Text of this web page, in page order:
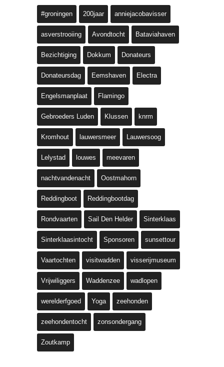
#groningen 200jaar anniejacobavisser
asverstrooiing Avondtocht Bataviahaven
Bezichtiging Dokkum Donateurs
Donateursdag Eemshaven Electra
Engelsmanplaat Flamingo
Gebroeders Luden Klussen knrm
Kromhout lauwersmeer Lauwersoog
Lelystad louwes meevaren
nachtvandenacht Oostmahorn
Reddingboot Reddingbootdag
Rondvaarten Sail Den Helder Sinterklaas
Sinterklaasintocht Sponsoren sunsettour
Vaartochten visitwadden visserijmuseum
Vrijwiliggers Waddenzee wadlopen
werelderfgoed Yoga zeehonden
zeehondentocht zonsondergang
Zoutkamp